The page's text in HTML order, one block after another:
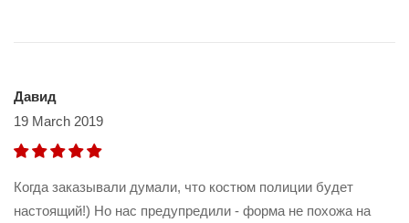
Давид
19 March 2019
Когда заказывали думали, что костюм полиции будет
настоящий!) Но нас предупредили - форма не похожа на